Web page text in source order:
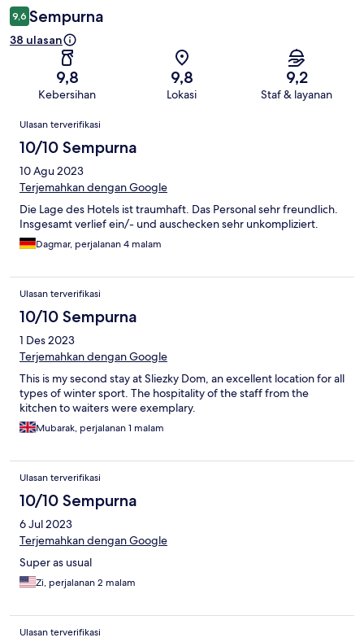
9,6 Sempurna
38 ulasan
9,8
Kebersihan
9,8
Lokasi
9,2
Staf & layanan
Ulasan
Ulasan terverifikasi
10/10 Sempurna
10 Agu 2023
Terjemahkan dengan Google
Die Lage des Hotels ist traumhaft. Das Personal sehr freundlich.
Insgesamt verlief ein/- und auschecken sehr unkompliziert.
Dagmar, perjalanan 4 malam
Ulasan terverifikasi
10/10 Sempurna
1 Des 2023
Terjemahkan dengan Google
This is my second stay at Sliezky Dom, an excellent location for all
types of winter sport. The hospitality of the staff from the
kitchen to waiters were exemplary.
Mubarak, perjalanan 1 malam
Ulasan terverifikasi
10/10 Sempurna
6 Jul 2023
Terjemahkan dengan Google
Super as usual
Zi, perjalanan 2 malam
Ulasan terverifikasi